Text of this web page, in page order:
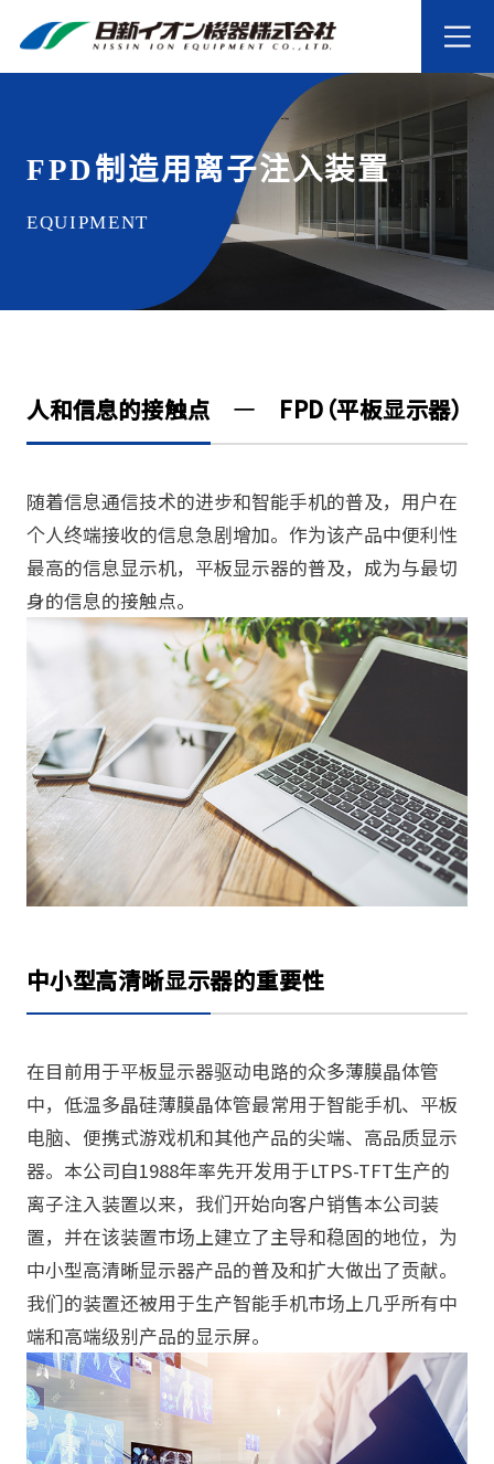
FPD制造用离子注入装置
EQUIPMENT
人和信息的接触点 ― FPD（平板显示器）
随着信息通信技术的进步和智能手机的普及，用户在
个人终端接收的信息急剧增加。作为该产品中便利性
最高的信息显示机，平板显示器的普及，成为与最切
身的信息的接触点。
中小型高清晰显示器的重要性
在目前用于平板显示器驱动电路的众多薄膜晶体管
中，低温多晶硅薄膜晶体管最常用于智能手机、平板
电脑、便携式游戏机和其他产品的尖端、高品质显示
器。本公司自1988年率先开发用于LTPS-TFT生产的
离子注入装置以来，我们开始向客户销售本公司装
置，并在该装置市场上建立了主导和稳固的地位，为
中小型高清晰显示器产品的普及和扩大做出了贡献。
我们的装置还被用于生产智能手机市场上几乎所有中
端和高端级别产品的显示屏。